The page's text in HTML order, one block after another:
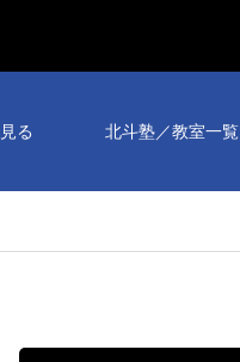
る 北斗塾／教室一覧